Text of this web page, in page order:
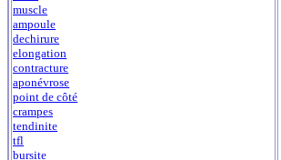
muscle
ampoule
dechirure
elongation
contracture
aponévrose
point de côté
crampes
tendinite
tfl
bursite